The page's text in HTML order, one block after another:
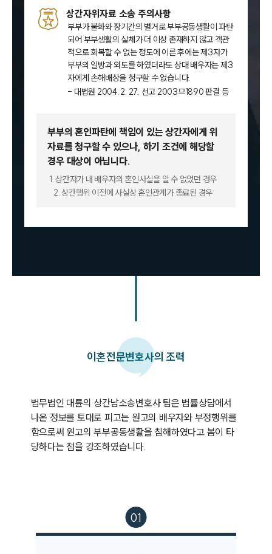
상간자위자료 소송 주의사항
부부가 불화와 장기간의 별거로 부부공동생활이 파탄
되어 부부생활의 실체가 더 이상 존재하지 않고 객관
적으로 회복할 수 없는 정도에 이른 후에는 제3자가
부부의 일방과 외도를 하였더라도 상대 배우자는 제3
자에게 손해배상을 청구할 수 없습니다.
- 대법원 2004. 2. 27. 선고 2003므1890 판결 등
부부의 혼인파탄에 책임이 있는 상간자에게 위
자료를 청구할 수 있으나, 하기 조건에 해당할
경우 대상이 아닙니다.
1. 상간자가 내 배우자의 혼인사실을 알 수 없었던 경우
2. 상간행위 이전에 사실상 혼인관계가 종료된 경우
이혼전문변호사의 조력
법무법인 대륜의 상간남소송변호사 팀은 법률상담에서
나온 정보를 토대로 피고는 원고의 배우자와 부정행위를
함으로써 원고의 부부공동생활을 침해하였다고 봄이 타
당하다는 점을 강조하였습니다.